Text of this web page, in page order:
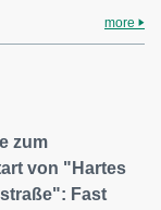
more
zum
von "Hartes
Fast